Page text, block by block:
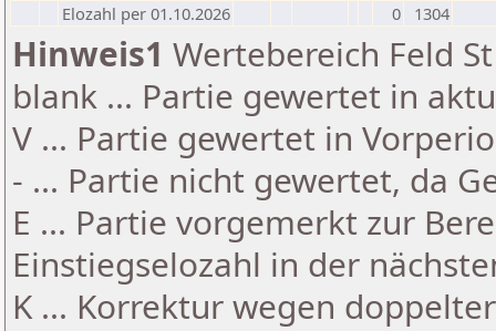
Elozahl per 01.10.2026
0 1304
Hinweis1 Wertebereich Feld
blank ... Partie gewertet in
V ... Partie gewertet in
- ... Partie nicht gewertet, da
E ... Partie vorgemerkt zur
Einstiegselozahl in der
K ... Korrektur wegen